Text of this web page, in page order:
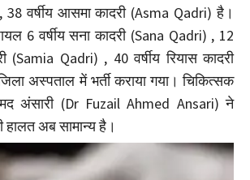
वर्षीय आसमा कादरी (Asma Qadri) है।
6 वर्षीय सना कादरी (Sana Qadri) , 12
(Samia Qadri) , 40 वर्षीय रियास कादरी
अस्पताल में भर्ती कराया गया। चिकित्सक
अंसारी (Dr Fuzail Ahmed Ansari) ने
हालत अब सामान्य है।